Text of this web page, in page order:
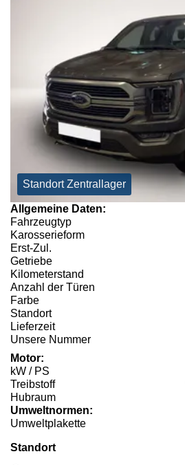
Standort Zentrallager
Allgemeine Daten:
Fahrzeugtyp
Karosserieform
Erst-Zul.
Getriebe
Kilometerstand
Anzahl der Türen
Farbe
Standort
Lieferzeit
Unsere Nummer
Motor:
kW / PS
Treibstoff
Hubraum
Umweltnormen:
Umweltplakette
Standort